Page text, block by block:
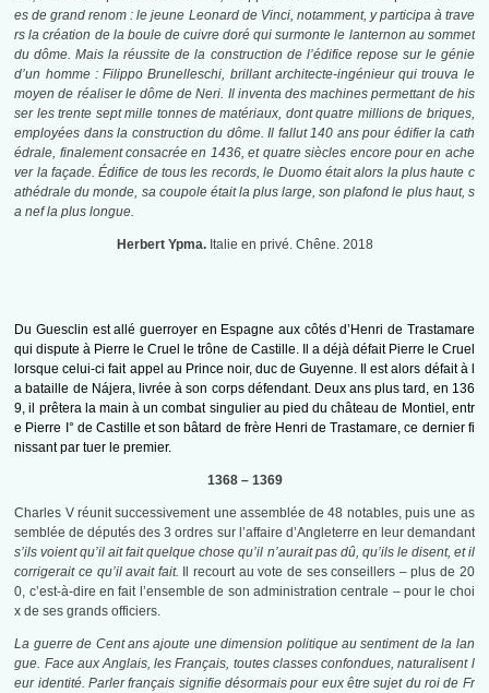
es de grand renom : le jeune Leonard de Vinci, notamment, y participa à trave
rs la création de la boule de cuivre doré qui surmonte le lanternon au sommet
du dôme. Mais la réussite de la construction de l’édifice repose sur le génie
d’un homme : Filippo Brunelleschi, brillant architecte-ingénieur qui trouva le
moyen de réaliser le dôme de Neri. Il inventa des machines permettant de his
ser les trente sept mille tonnes de matériaux, dont quatre millions de briques,
employées dans la construction du dôme. Il fallut 140 ans pour édifier la cath
édrale, finalement consacrée en 1436, et quatre siècles encore pour en ache
ver la façade. Édifice de tous les records, le Duomo était alors la plus haute c
athédrale du monde, sa coupole était la plus large, son plafond le plus haut, s
a nef la plus longue.
Herbert Ypma. Italie en privé. Chêne. 2018
Du Guesclin est allé guerroyer en Espagne aux côtés d’Henri de Trastamare
qui dispute à Pierre le Cruel le trône de Castille. Il a déjà défait Pierre le Cruel
lorsque celui-ci fait appel au Prince noir, duc de Guyenne. Il est alors défait à l
a bataille de Nájera, livrée à son corps défendant. Deux ans plus tard, en 136
9, il prêtera la main à un combat singulier au pied du château de Montiel, entr
e Pierre I° de Castille et son bâtard de frère Henri de Trastamare, ce dernier fi
nissant par tuer le premier.
1368 – 1369
Charles V réunit successivement une assemblée de 48 notables, puis une as
semblée de députés des 3 ordres sur l’affaire d’Angleterre en leur demandant
s’ils voient qu’il ait fait quelque chose qu’il n’aurait pas dû, qu’ils le disent, et il
corrigerait ce qu’il avait fait.
Il recourt au vote de ses conseillers – plus de 20
0, c’est-à-dire en fait l’ensemble de son administration centrale – pour le choi
x de ses grands officiers.
La guerre de Cent ans ajoute une dimension politique au sentiment de la lan
gue. Face aux Anglais, les Français, toutes classes confondues, naturalisent l
eur identité. Parler français signifie désormais pour eux être sujet du roi de Fr